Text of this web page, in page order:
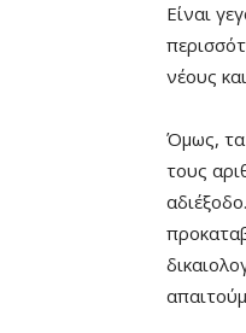
Είναι
νέους
Όμως, τα
τους